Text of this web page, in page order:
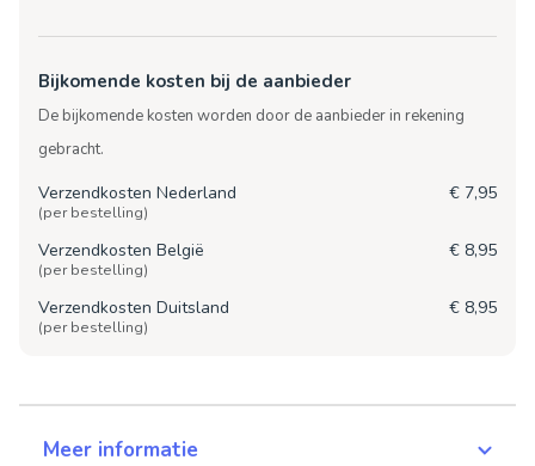
Bijkomende kosten bij de aanbieder
De bijkomende kosten worden door de aanbieder in rekening
gebracht.
Verzendkosten Nederland
(per bestelling)
€ 7,95
Verzendkosten België
(per bestelling)
€ 8,95
Verzendkosten Duitsland
(per bestelling)
€ 8,95
Meer informatie